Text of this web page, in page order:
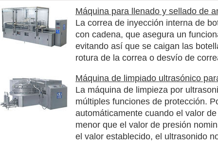
Máquina para llenado y sellado de
La correa de inyección interna de
con cadena, que asegura un
evitando así que se caigan las
rotura de la correa o desvío de
Máquina de limpiado ultrasónico
La máquina de limpieza por
múltiples funciones de protección.
automáticamente cuando el valor
menor que el valor de presión
el valor establecido, el ultrasonido